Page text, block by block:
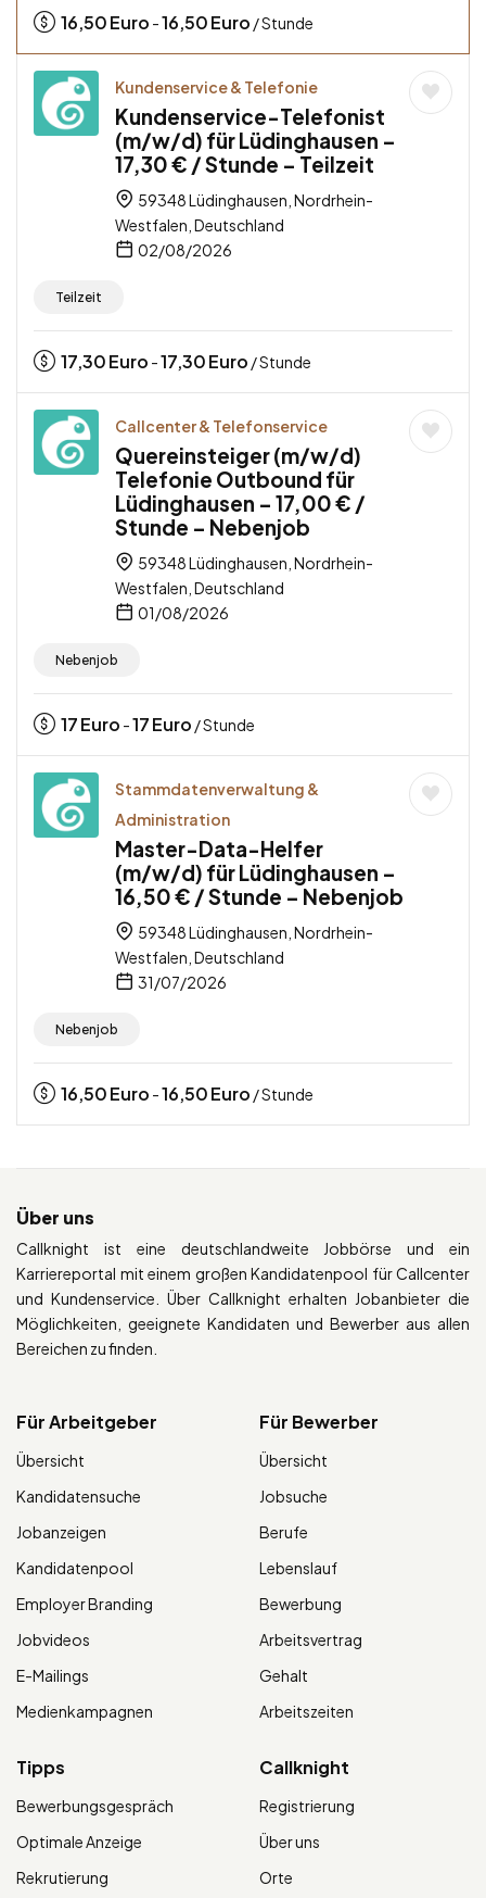
16,50Euro -16,50Euro / Stunde
Kundenservice & Telefonie
Kundenservice-Telefonist
(m/w/d) für Lüdinghausen –
17,30 € / Stunde – Teilzeit
59348 Lüdinghausen, Nordrhein-
Westfalen, Deutschland
02/08/2026
Teilzeit
17,30Euro -17,30Euro / Stunde
Callcenter & Telefonservice
Quereinsteiger (m/w/d)
Telefonie Outbound für
Lüdinghausen – 17,00 € /
Stunde – Nebenjob
59348 Lüdinghausen, Nordrhein-
Westfalen, Deutschland
01/08/2026
Nebenjob
17Euro -17Euro / Stunde
Stammdatenverwaltung &
Administration
Master-Data-Helfer
(m/w/d) für Lüdinghausen –
16,50 € / Stunde – Nebenjob
59348 Lüdinghausen, Nordrhein-
Westfalen, Deutschland
31/07/2026
Nebenjob
16,50Euro -16,50Euro / Stunde
Über uns
Callknight ist eine deutschlandweite Jobbörse und ein
Karriereportal mit einem großen Kandidatenpool für Callcenter
und Kundenservice. Über Callknight erhalten Jobanbieter die
Möglichkeiten, geeignete Kandidaten und Bewerber aus allen
Bereichen zu finden.
Für Arbeitgeber
Übersicht
Kandidatensuche
Jobanzeigen
Kandidatenpool
Employer Branding
Jobvideos
E-Mailings
Medienkampagnen
Für Bewerber
Übersicht
Jobsuche
Berufe
Lebenslauf
Bewerbung
Arbeitsvertrag
Gehalt
Arbeitszeiten
Tipps
Bewerbungsgespräch
Optimale Anzeige
Rekrutierung
Callknight
Registrierung
Über uns
Orte